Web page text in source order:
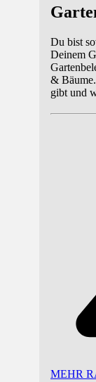
Du bist
Deinem
&
gibt und
MEHR